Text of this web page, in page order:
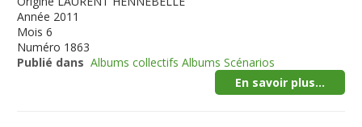
Année 2011
Mois 6
Numéro 1863
Publié dans Albums collectifs Albums Scénarios
En savoir plus...